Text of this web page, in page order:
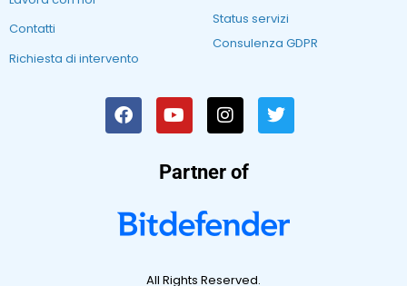
Contatti
Richiesta di intervento
Status servizi
Consulenza GDPR
Partner of
All Rights Reserved.